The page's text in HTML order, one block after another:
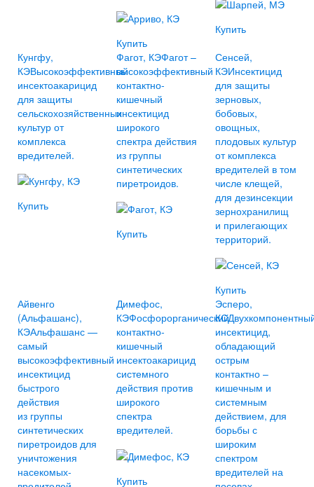
Купить
Купить
Кунгфу,
КЭВысокоэффективный
инсектоакарицид
для защиты
сельскохозяйственных
культур от
комплекса
вредителей.
Купить
Фагот, КЭФагот –
высокоэффективный
контактно-
кишечный
инсектицид
широкого
спектра действия
из группы
синтетических
пиретроидов.
Купить
Сенсей,
КЭИнсектицид
для защиты
зерновых,
бобовых,
овощных,
плодовых культур
от комплекса
вредителей в том
числе клещей,
для дезинсекции
зернохранилищ
и прилегающих
территорий.
Купить
Айвенго
(Альфашанс),
КЭАльфашанс —
самый
высокоэффективный
инсектицид
быстрого
действия
из группы
синтетических
пиретроидов для
уничтожения
насекомых-
Димефос,
КЭФосфорорганический
контактно-
кишечный
инсектоакарицид
системного
действия против
широкого
спектра
вредителей.
Купить
Эсперо,
КС
инсектицид,
обладающий
острым
контактно –
кишечным и
системным
действием, для
борьбы с
широким
спектром
вредителей на